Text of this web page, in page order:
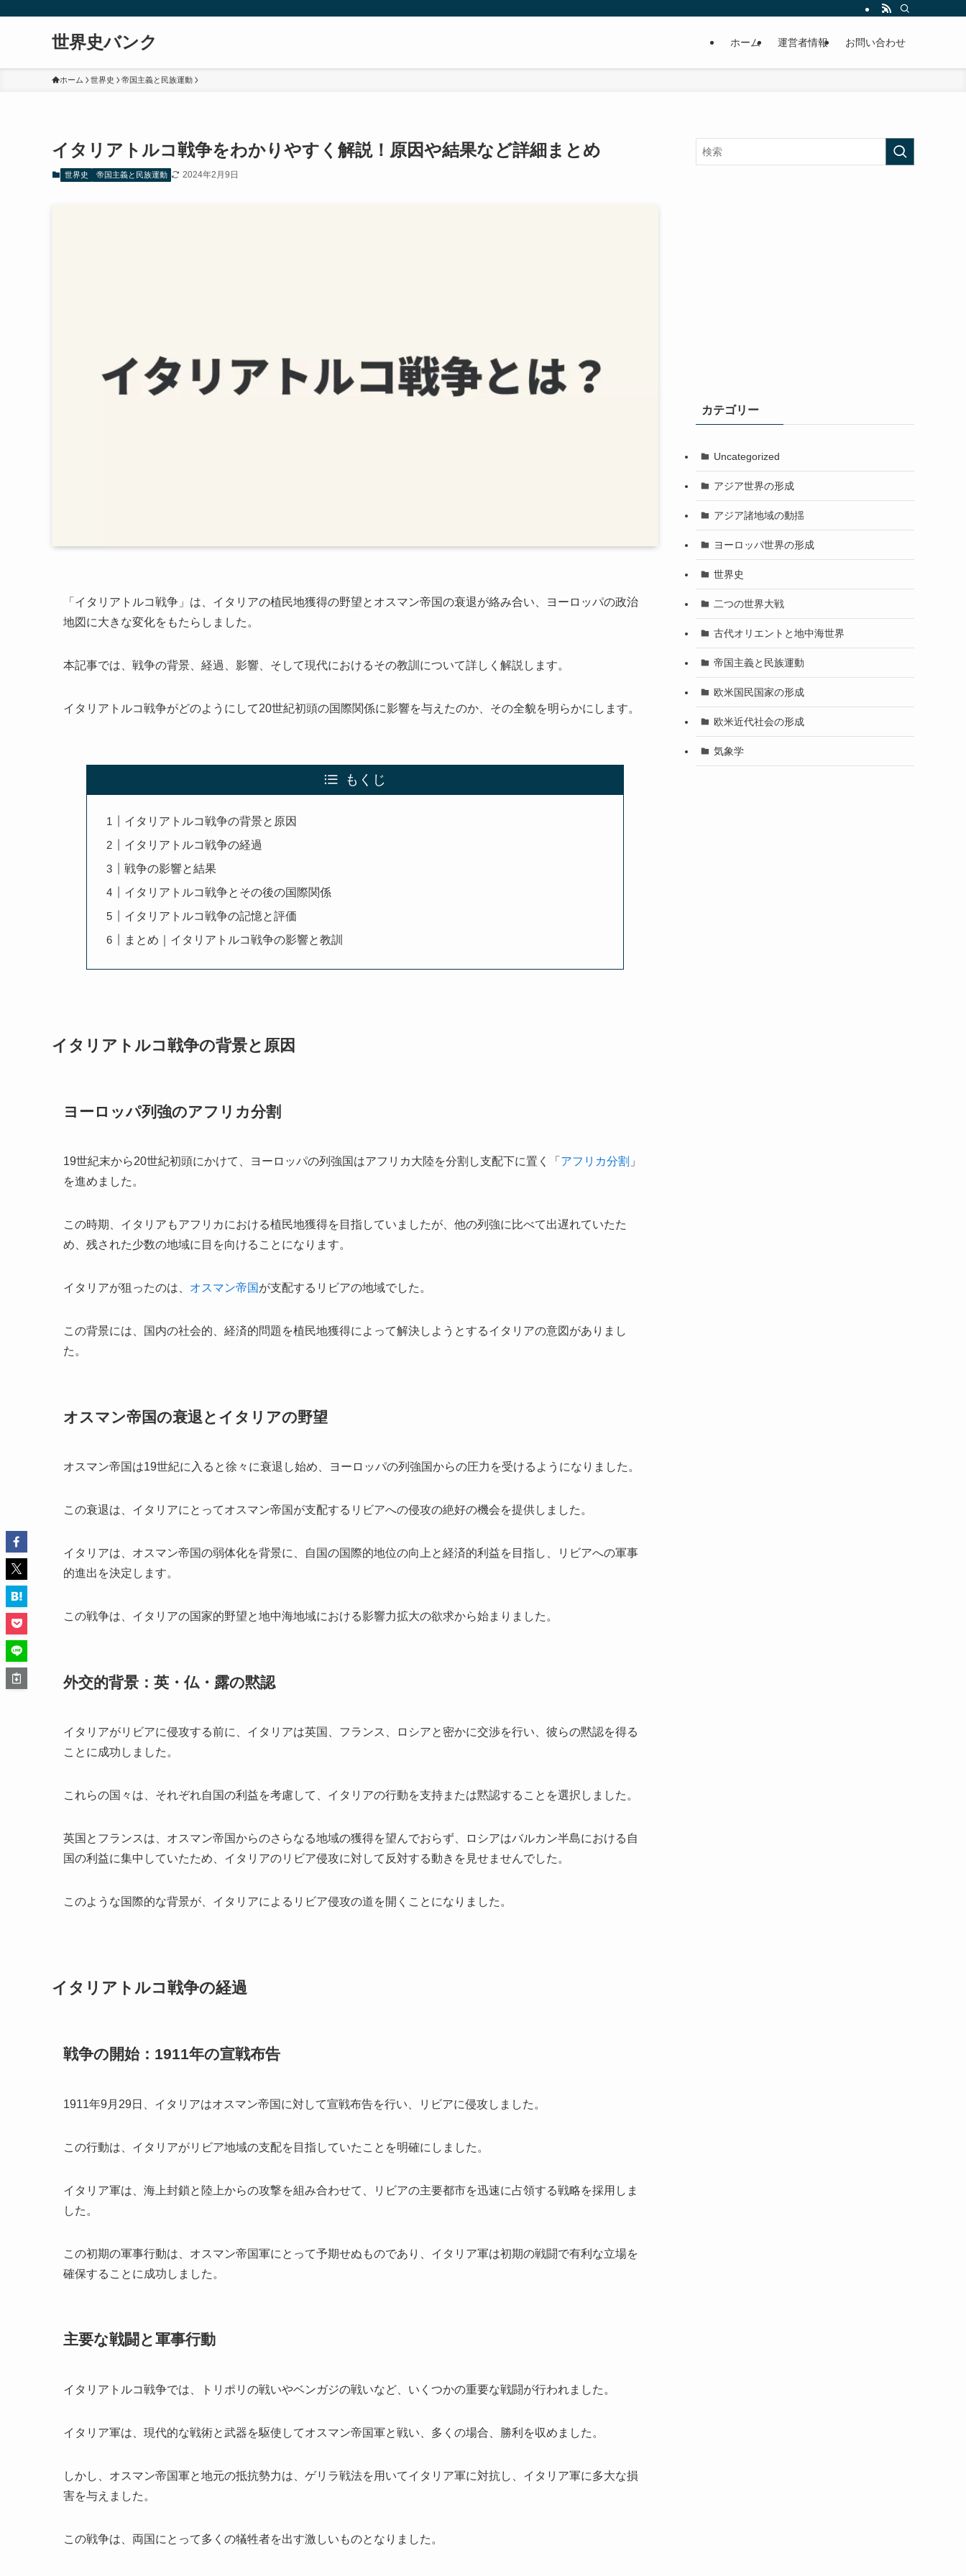
世界史バンク ホーム 運営者情報 お問い合わせ
ホーム 世界史 帝国主義と民族運動
イタリアトルコ戦争をわかりやすく解説！原因や結果など詳細まとめ
世界史 帝国主義と民族運動 2024年2月9日
「イタリアトルコ戦争」は、イタリアの植民地獲得の野望とオスマン帝国の衰退が絡み合い、ヨーロッパの政治
地図に大きな変化をもたらしました。
本記事では、戦争の背景、経過、影響、そして現代におけるその教訓について詳しく解説します。
イタリアトルコ戦争がどのようにして20世紀初頭の国際関係に影響を与えたのか、その全貌を明らかにします。
もくじ
イタリアトルコ戦争の背景と原因
イタリアトルコ戦争の経過
戦争の影響と結果
イタリアトルコ戦争とその後の国際関係
イタリアトルコ戦争の記憶と評価
まとめ｜イタリアトルコ戦争の影響と教訓
イタリアトルコ戦争の背景と原因
ヨーロッパ列強のアフリカ分割
19世紀末から20世紀初頭にかけて、ヨーロッパの列強国はアフリカ大陸を分割し支配下に置く「 アフリカ分割 」
を進めました。
この時期、イタリアもアフリカにおける植民地獲得を目指していましたが、他の列強に比べて出遅れていたた
め、残された少数の地域に目を向けることになります。
イタリアが狙ったのは、 オスマン帝国 が支配するリビアの地域でした。
この背景には、国内の社会的、経済的問題を植民地獲得によって解決しようとするイタリアの意図がありまし
た。
オスマン帝国の衰退とイタリアの野望
オスマン帝国は19世紀に入ると徐々に衰退し始め、ヨーロッパの列強国からの圧力を受けるようになりました。
この衰退は、イタリアにとってオスマン帝国が支配するリビアへの侵攻の絶好の機会を提供しました。
イタリアは、オスマン帝国の弱体化を背景に、自国の国際的地位の向上と経済的利益を目指し、リビアへの軍事
的進出を決定します。
この戦争は、イタリアの国家的野望と地中海地域における影響力拡大の欲求から始まりました。
外交的背景：英・仏・露の黙認
イタリアがリビアに侵攻する前に、イタリアは英国、フランス、ロシアと密かに交渉を行い、彼らの黙認を得る
ことに成功しました。
これらの国々は、それぞれ自国の利益を考慮して、イタリアの行動を支持または黙認することを選択しました。
英国とフランスは、オスマン帝国からのさらなる地域の獲得を望んでおらず、ロシアはバルカン半島における自
国の利益に集中していたため、イタリアのリビア侵攻に対して反対する動きを見せませんでした。
このような国際的な背景が、イタリアによるリビア侵攻の道を開くことになりました。
イタリアトルコ戦争の経過
戦争の開始：1911年の宣戦布告
1911年9月29日、イタリアはオスマン帝国に対して宣戦布告を行い、リビアに侵攻しました。
この行動は、イタリアがリビア地域の支配を目指していたことを明確にしました。
イタリア軍は、海上封鎖と陸上からの攻撃を組み合わせて、リビアの主要都市を迅速に占領する戦略を採用しま
した。
この初期の軍事行動は、オスマン帝国軍にとって予期せぬものであり、イタリア軍は初期の戦闘で有利な立場を
確保することに成功しました。
主要な戦闘と軍事行動
イタリアトルコ戦争では、トリポリの戦いやベンガジの戦いなど、いくつかの重要な戦闘が行われました。
イタリア軍は、現代的な戦術と武器を駆使してオスマン帝国軍と戦い、多くの場合、勝利を収めました。
しかし、オスマン帝国軍と地元の抵抗勢力は、ゲリラ戦法を用いてイタリア軍に対抗し、イタリア軍に多大な損
害を与えました。
この戦争は、両国にとって多くの犠牲者を出す激しいものとなりました。
カテゴリー
Uncategorized
アジア世界の形成
アジア諸地域の動揺
ヨーロッパ世界の形成
世界史
二つの世界大戦
古代オリエントと地中海世界
帝国主義と民族運動
欧米国民国家の形成
欧米近代社会の形成
気象学